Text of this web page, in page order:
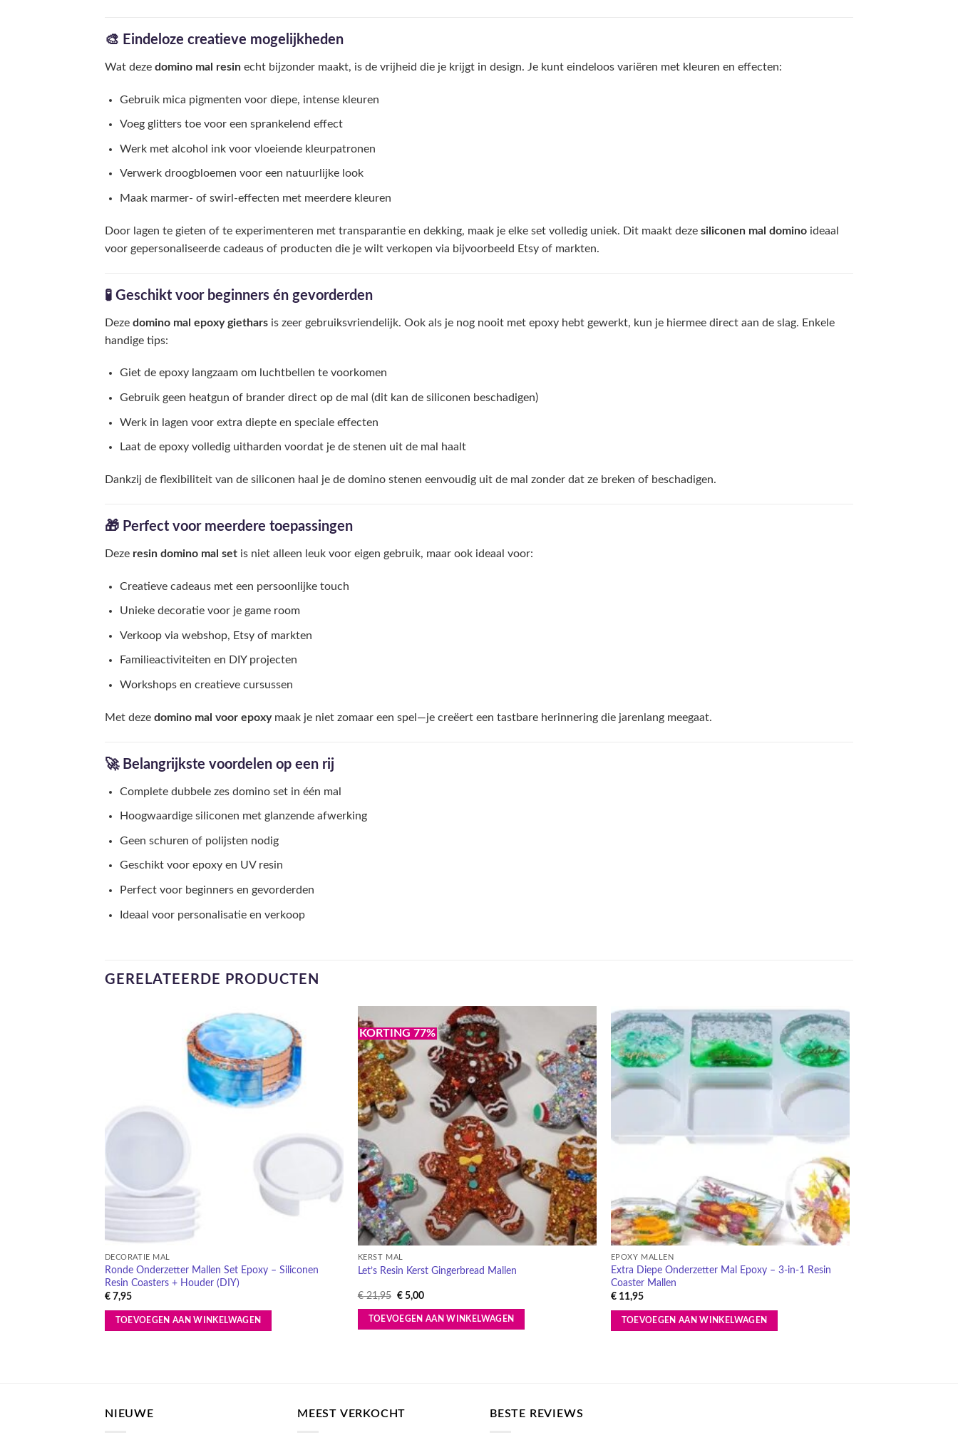
🎨 Eindeloze creatieve mogelijkheden
Wat deze domino mal resin echt bijzonder maakt, is de vrijheid die je krijgt in design. Je kunt eindeloos variëren met kleuren en effecten:
Gebruik mica pigmenten voor diepe, intense kleuren
Voeg glitters toe voor een sprankelend effect
Werk met alcohol ink voor vloeiende kleurpatronen
Verwerk droogbloemen voor een natuurlijke look
Maak marmer- of swirl-effecten met meerdere kleuren
Door lagen te gieten of te experimenteren met transparantie en dekking, maak je elke set volledig uniek. Dit maakt deze siliconen mal domino ideaal
voor gepersonaliseerde cadeaus of producten die je wilt verkopen via bijvoorbeeld Etsy of markten.
🧪 Geschikt voor beginners én gevorderden
Deze domino mal epoxy giethars is zeer gebruiksvriendelijk. Ook als je nog nooit met epoxy hebt gewerkt, kun je hiermee direct aan de slag. Enkele
handige tips:
Giet de epoxy langzaam om luchtbellen te voorkomen
Gebruik geen heatgun of brander direct op de mal (dit kan de siliconen beschadigen)
Werk in lagen voor extra diepte en speciale effecten
Laat de epoxy volledig uitharden voordat je de stenen uit de mal haalt
Dankzij de flexibiliteit van de siliconen haal je de domino stenen eenvoudig uit de mal zonder dat ze breken of beschadigen.
🎁 Perfect voor meerdere toepassingen
Deze resin domino mal set is niet alleen leuk voor eigen gebruik, maar ook ideaal voor:
Creatieve cadeaus met een persoonlijke touch
Unieke decoratie voor je game room
Verkoop via webshop, Etsy of markten
Familieactiviteiten en DIY projecten
Workshops en creatieve cursussen
Met deze domino mal voor epoxymaak je niet zomaar een spel—je creëert een tastbare herinnering die jarenlang meegaat.
🚀 Belangrijkste voordelen op een rij
Complete dubbele zes domino set in één mal
Hoogwaardige siliconen met glanzende afwerking
Geen schuren of polijsten nodig
Geschikt voor epoxy en UV resin
Perfect voor beginners en gevorderden
Ideaal voor personalisatie en verkoop
GERELATEERDE PRODUCTEN
Toevoegen
verlanglijst
DECORATIE MAL
Ronde Onderzetter Mallen Set Epoxy – Siliconen
Resin Coasters + Houder (DIY)
€7,95
TOEVOEGEN AAN WINKELWAGEN
KORTING 77%
Toevoegen
aan
verlanglijst
KERST MAL
Let’s Resin Kerst Gingerbread Mallen
€21,95 Oorspronkelijke
was:
€ 21,95.
€ 5,00Huidige
is:
€ 5,00.
TOEVOEGEN AAN WINKELWAGEN
Toevoegen
aan
verlanglijst
EPOXY MALLEN
Extra Diepe Onderzetter Mal Epoxy – 3-in-1 Resin
Coaster Mallen
€11,95
TOEVOEGEN AAN WINKELWAGEN
NIEUWE MEEST VERKOCHT BESTE REVIEWS